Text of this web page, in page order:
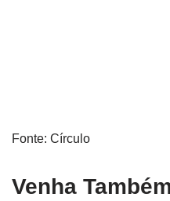
Fonte: Círculo
Venha